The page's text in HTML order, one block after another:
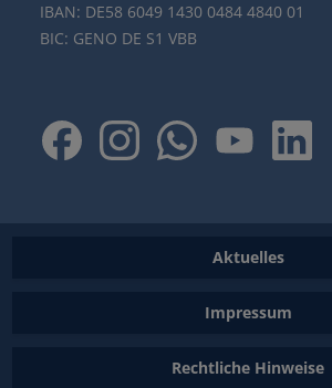
IBAN: DE58 6049 1430 0484 4840 01
BIC: GENO DE S1 VBB
Aktuelles
Impressum
Rechtliche Hinweise